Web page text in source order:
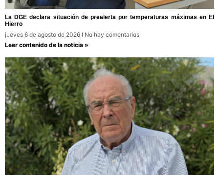
La DGE declara situación de prealerta por temperaturas máximas en El
Hierro
jueves 6 de agosto de 2026
No hay comentarios
Leer contenido de la noticia »